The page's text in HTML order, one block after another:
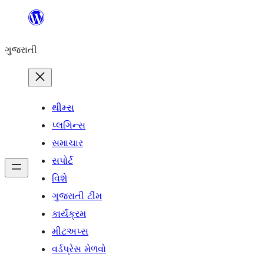
કંટેન્ટ(લખાણ)
જાઓ
ગુજરાતી
થીમ્સ
પ્લગિન્સ
સમાચાર
સપોર્ટ
વિશે
ગુજરાતી ટીમ
કાર્યક્રમ
મીટઅપ્સ
વર્ડપ્રેસ મેળવો